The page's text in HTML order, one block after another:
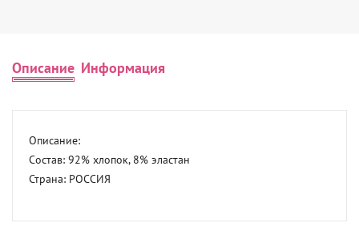
Описание Информация
Описание:
Состав: 92% хлопок, 8% эластан
Страна: РОССИЯ